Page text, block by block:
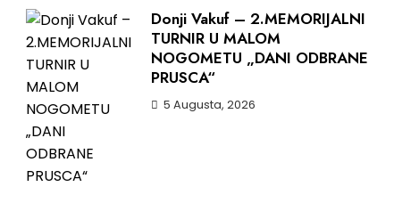
Donji Vakuf – 2.MEMORIJALNI
TURNIR U MALOM
NOGOMETU „DANI ODBRANE
PRUSCA“
5 Augusta, 2026